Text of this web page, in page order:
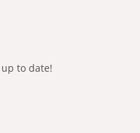
to date!